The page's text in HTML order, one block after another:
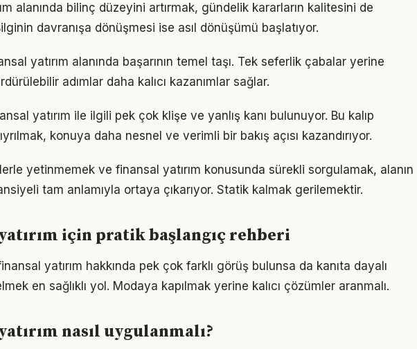
alanında bilinç düzeyini artırmak, gündelik kararların kalitesini de
davranışa dönüşmesi ise asıl dönüşümü başlatıyor.
yatırım alanında başarının temel taşı. Tek seferlik çabalar yerine
adımlar daha kalıcı kazanımlar sağlar.
yatırım ile ilgili pek çok klişe ve yanlış kanı bulunuyor. Bu kalıp
konuya daha nesnel ve verimli bir bakış açısı kazandırıyor.
yetinmemek ve finansal yatırım konusunda sürekli sorgulamak, alanın
tam anlamıyla ortaya çıkarıyor. Statik kalmak gerilemektir.
için pratik başlangıç rehberi
yatırım hakkında pek çok farklı görüş bulunsa da kanıta dayalı
en sağlıklı yol. Modaya kapılmak yerine kalıcı çözümler aranmalı.
nasıl uygulanmalı?